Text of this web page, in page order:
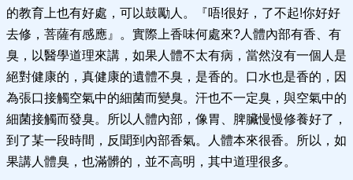
的教育上也有好處，可以鼓勵人。『唔!很好，了不起!你好好
去修，菩薩有感應』。實際上香味何處來?人體內部有香、有
臭，以醫學道理來講，如果人體不太有病，當然沒有一個人是
絕對健康的，真健康的遺體不臭，是香的。口水也是香的，因
為張口接觸空氣中的細菌而變臭。汗也不一定臭，與空氣中的
細菌接觸而發臭。所以人體內部，像胃、脾臟慢慢修養好了，
到了某一段時間，反聞到內部香氣。人體本來很香。所以，如
果講人體臭，也滿髒的，並不高明，其中道理很多。